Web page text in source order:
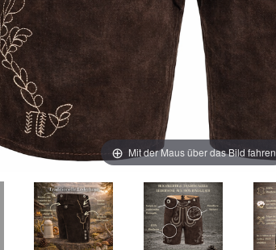
Mit der Maus über das Bild fahren